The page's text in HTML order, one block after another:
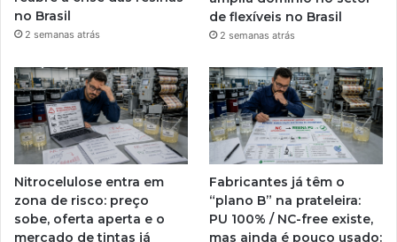
no Brasil
2 semanas atrás
de flexíveis no Brasil
2 semanas atrás
Nitrocelulose entra em
zona de risco: preço
sobe, oferta aperta e o
mercado de tintas já
Fabricantes já têm o
“plano B” na prateleira:
PU 100% / NC-free existe,
mas ainda é pouco usado: